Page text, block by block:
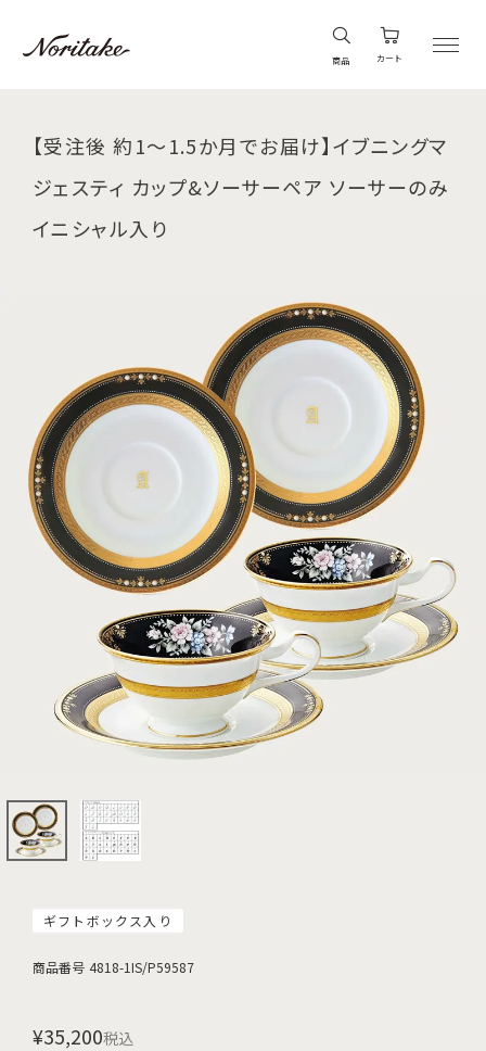
商品 カート
【受注後 約1～1.5か月でお届け】イブニングマ
ジェスティ カップ&ソーサーペア ソーサーのみ
イニシャル入り
ギフトボックス入り
商品番号 4818-1IS/P59587
¥35,200税込